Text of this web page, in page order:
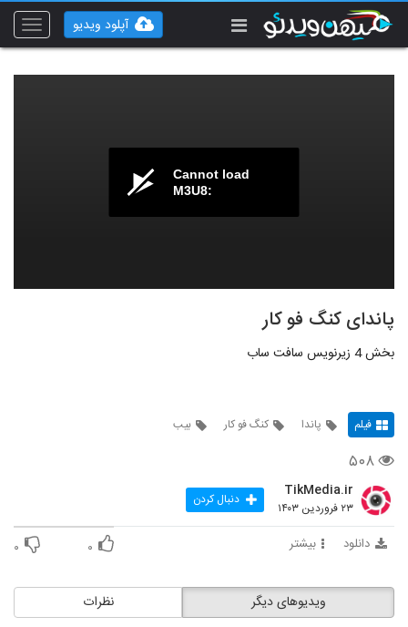
Toggle
آپلود ویدیو
Cannot load
M3U8:
پاندای کنگ فو کار
بخش 4 زیرنویس سافت ساب
فیلم پاندا کنگ فو کار بیب
۵۰۸
TikMedia.ir
۲۳ فروردین ۱۴۰۳ دنبال کردن
دانلود بیشتر ۰ ۰
نظرات ویدیوهای دیگر